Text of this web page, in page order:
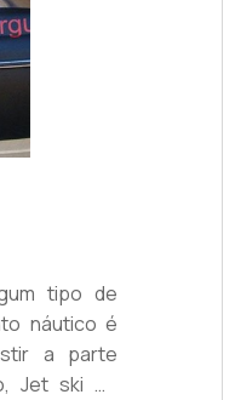
peça
e outros
uma mesa,
tipo de
náutico é
a parte
Jet ski ou